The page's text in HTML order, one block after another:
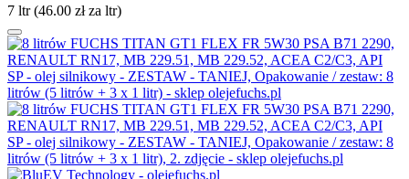
7 ltr (46.00 złza ltr)